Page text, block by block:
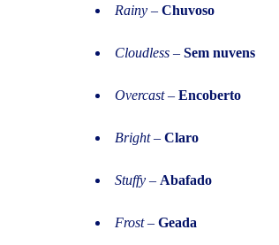
Rainy – Chuvoso
Cloudless – Sem nuvens
Overcast– Encoberto
Bright– Claro
Stuffy – Abafado
Frost– Geada